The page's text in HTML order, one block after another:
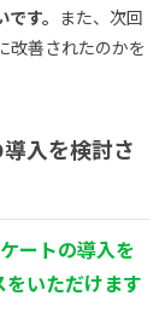
す。 また、次回
改善されたのかを
入を検討さ
ートの導入を
いただけます